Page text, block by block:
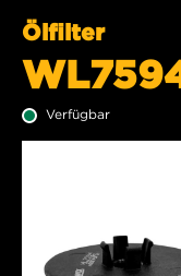
Ölfilter
Verfügbar